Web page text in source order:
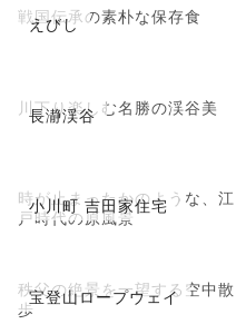
えびし
戦国伝承の素朴な保存食
長瀞渓谷
川下り楽しむ名勝の渓谷美
小川町 吉田家住宅
時が止まったかのような、江
戸時代の原風景
宝登山ロープウェイ
秩父の絶景を一望する空中散
歩